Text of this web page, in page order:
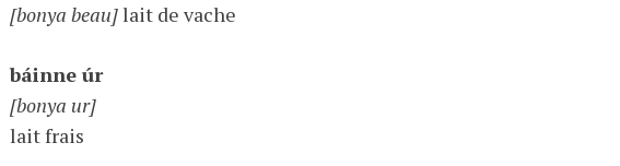
[bonya beau]lait de vache
báinne úr
[bonya ur]
lait frais